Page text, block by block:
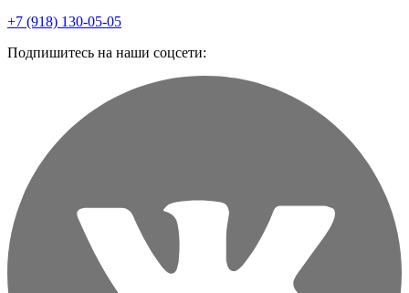
+7 (918) 130-05-05
Подпишитесь на наши соцсети: